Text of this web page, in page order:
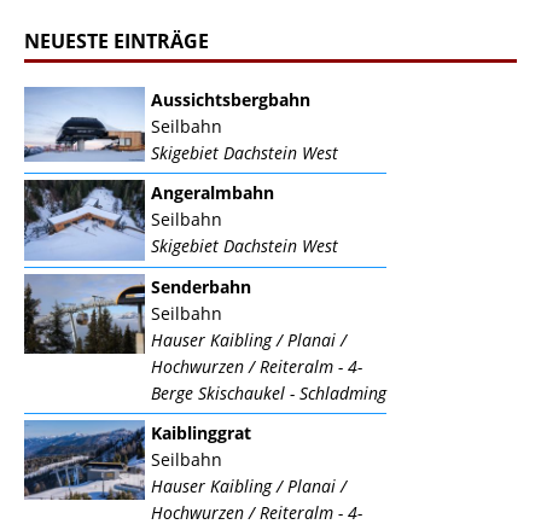
NEUESTE EINTRÄGE
Aussichtsbergbahn
Seilbahn
Skigebiet Dachstein West
Angeralmbahn
Seilbahn
Skigebiet Dachstein West
Senderbahn
Seilbahn
Hauser Kaibling / Planai /
Hochwurzen / Reiteralm - 4-
Berge Skischaukel - Schladming
Kaiblinggrat
Seilbahn
Hauser Kaibling / Planai /
Hochwurzen / Reiteralm - 4-